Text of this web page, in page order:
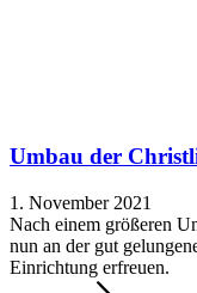
Umbau der
1. November 2021
Nach einem größeren
nun an der gut
Einrichtung erfreuen.